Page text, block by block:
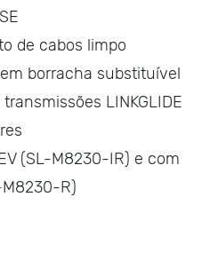
de cabos limpo
borracha substituível
LINKGLIDE
(SL-M8230-IR) e com
R)